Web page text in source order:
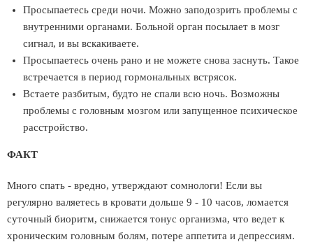
Просыпаетесь среди ночи. Можно заподозрить проблемы с
внутренними органами. Больной орган посылает в мозг
сигнал, и вы вскакиваете.
Просыпаетесь очень рано и не можете снова заснуть. Такое
встречается в период гормональных встрясок.
Встаете разбитым, будто не спали всю ночь. Возможны
проблемы с головным мозгом или запущенное психическое
расстройство.
ФАКТ
Много спать - вредно, утверждают сомнологи! Если вы
регулярно валяетесь в кровати дольше 9 - 10 часов, ломается
суточный биоритм, снижается тонус организма, что ведет к
хроническим головным болям, потере аппетита и депрессиям.